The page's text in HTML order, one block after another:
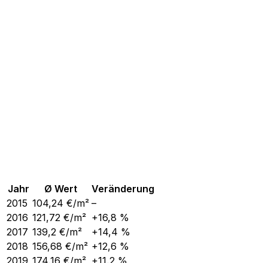
Jahr Ø Wert
Veränderung
2015 104,24 €/m² –
2016 121,72 €/m² +16,8 %
2017 139,2 €/m²
+14,4 %
2018 156,68 €/m² +12,6 %